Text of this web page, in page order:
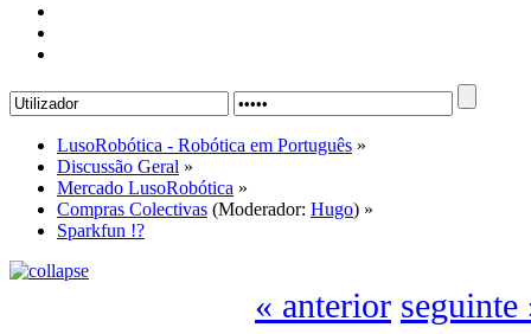
LusoRobótica - Robótica em Português »
Discussão Geral »
Mercado LusoRobótica »
Compras Colectivas (Moderador: Hugo) »
Sparkfun !?
« anterior seguinte